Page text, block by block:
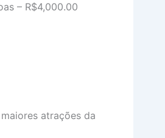
– R$4,000.00
atrações da